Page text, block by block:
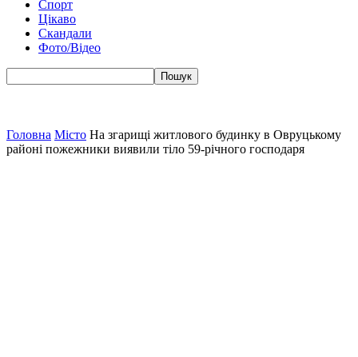
Спорт
Цікаво
Скандали
Фото/Відео
Головна Місто На згарищі житлового будинку в Овруцькому
районі пожежники виявили тіло 59-річного господаря